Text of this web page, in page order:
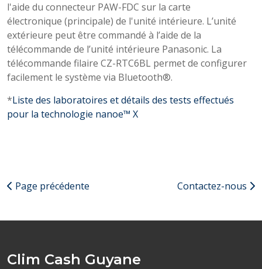
l'aide du connecteur PAW-FDC sur la carte
électronique (principale) de l'unité intérieure. L’unité
extérieure peut être commandé à l’aide de la
télécommande de l’unité intérieure Panasonic. La
télécommande filaire CZ-RTC6BL permet de configurer
facilement le système via Bluetooth®.
*Liste des laboratoires et détails des tests effectués
pour la technologie nanoe™ X
Page précédente Contactez-nous
Clim Cash Guyane